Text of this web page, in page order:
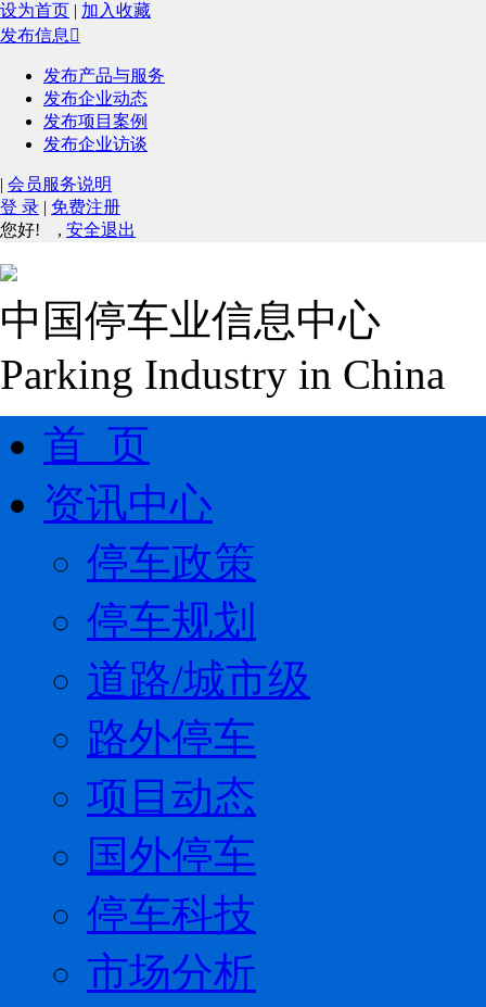
设为首页 | 加入收藏
发布信息 
发布产品与服务
发布企业动态
发布项目案例
发布企业访谈
| 会员服务说明
登 录 | 免费注册
您好!
, 安全退出
中国停车业信息中心
Parking Industry in China
首 页
资讯中心
停车政策
停车规划
道路/城市级
路外停车
项目动态
国外停车
停车科技
市场分析